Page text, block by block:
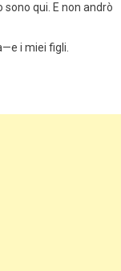
sono qui. E non andrò
i miei figli.